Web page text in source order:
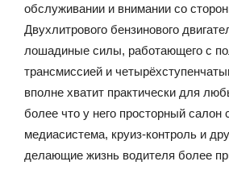
обслуживании и внимании со
Двухлитрового бензинового
лошадиные силы, работающего с
трансмиссией и
вполне хватит практически для
более что у него просторный салон
медиасистема, круиз-контроль и
делающие жизнь водителя более